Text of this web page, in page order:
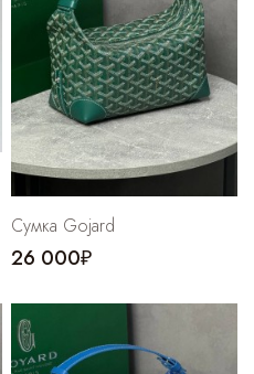
Сумка Gojard
26 000₽